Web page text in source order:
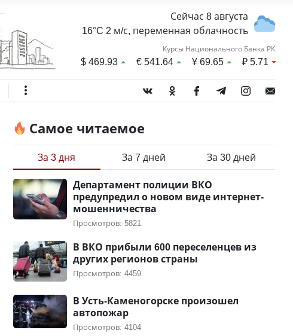
Сейчас 8 августа
16°C 2 м/с, переменная облачность
Курсы Национального Банка РК
$469.93 €541.64 ¥69.65 ₽5.71
Самое читаемое
За 3 дня За 7 дней За 30 дней
Департамент полиции ВКО
предупредил о новом виде интернет-
мошенничества
Просмотров: 5821
В ВКО прибыли 600 переселенцев из
других регионов страны
Просмотров: 4459
В Усть-Каменогорске произошел
автопожар
Просмотров: 4104